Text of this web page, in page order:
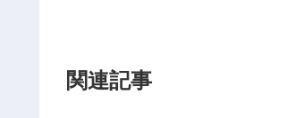
関連記事